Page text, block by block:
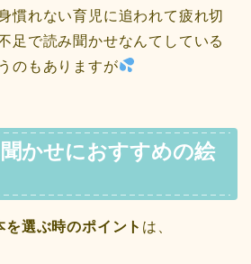
慣れない育児に追われて疲れ切
足で読み聞かせなんてしている
のもありますが
かせにおすすめの絵
を選ぶ時のポイント は、